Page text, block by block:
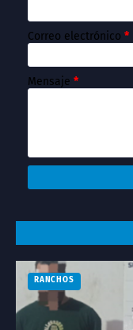
Correo electrónico *
Mensaje *
RANCHOS